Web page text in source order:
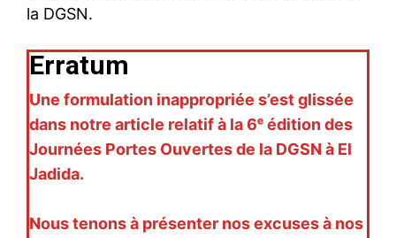
la DGSN.
Erratum
Une formulation inappropriée s’est glissée
dans notre article relatif à la 6ᵉ édition des
Journées Portes Ouvertes de la DGSN à El
Jadida.
Nous tenons à présenter nos excuses à nos